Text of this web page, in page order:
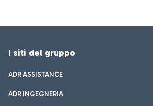
I siti del gruppo
ADR ASSISTANCE
ADR INGEGNERIA